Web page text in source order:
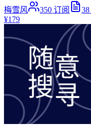
梅雪风 350 订阅 38
¥179